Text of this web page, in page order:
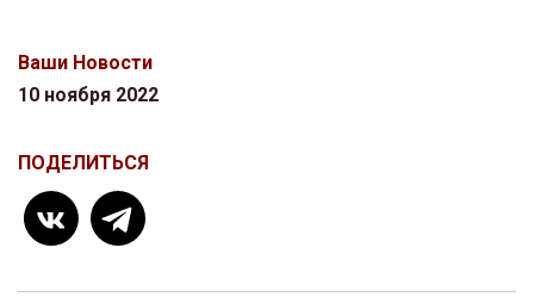
Ваши Новости
10 ноября 2022
ПОДЕЛИТЬСЯ